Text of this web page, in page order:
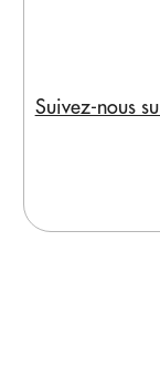
Suivez-nous